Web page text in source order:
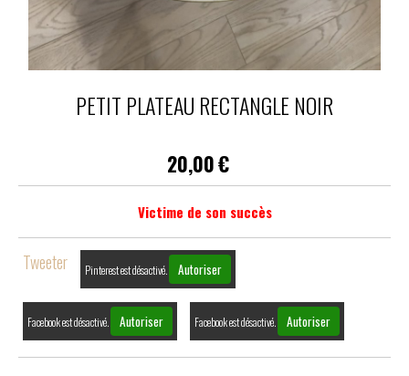
PETIT PLATEAU RECTANGLE NOIR
20,00€
Victime de son succès
Tweeter Pinterest est désactivé. Autoriser
Facebook est désactivé. Autoriser Facebook est désactivé. Autoriser